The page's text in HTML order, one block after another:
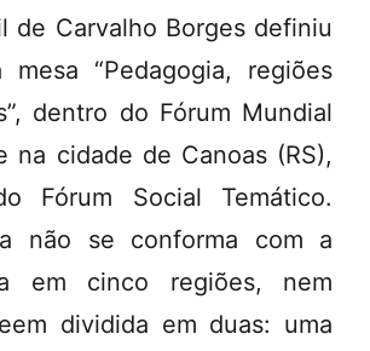
de Carvalho Borges definiu
“Pedagogia, regiões
dentro do Fórum Mundial
na cidade de Canoas (RS),
Fórum Social Temático.
não se conforma com a
em cinco regiões, nem
dividida em duas: uma